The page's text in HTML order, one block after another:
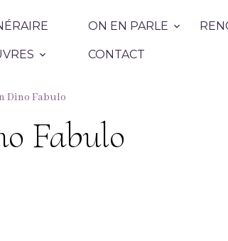
ON EN PARLE
CONTACT
Dino Fabulo
Fabulo